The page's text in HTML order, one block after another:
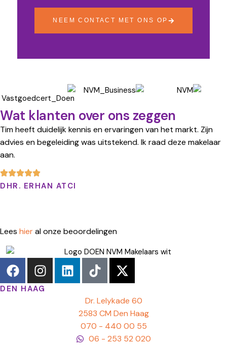
NEEM CONTACT MET ONS OP
Wat klanten over ons zeggen
Tim heeft duidelijk kennis en ervaringen van het markt. Zijn
advies en begeleiding was uitstekend. Ik raad deze makelaar
aan.
DHR. ERHAN ATCI
Lees hieral onze beoordelingen
DEN HAAG
Dr. Lelykade 60
2583 CM Den Haag
070 - 440 00 55
06 - 253 52 020